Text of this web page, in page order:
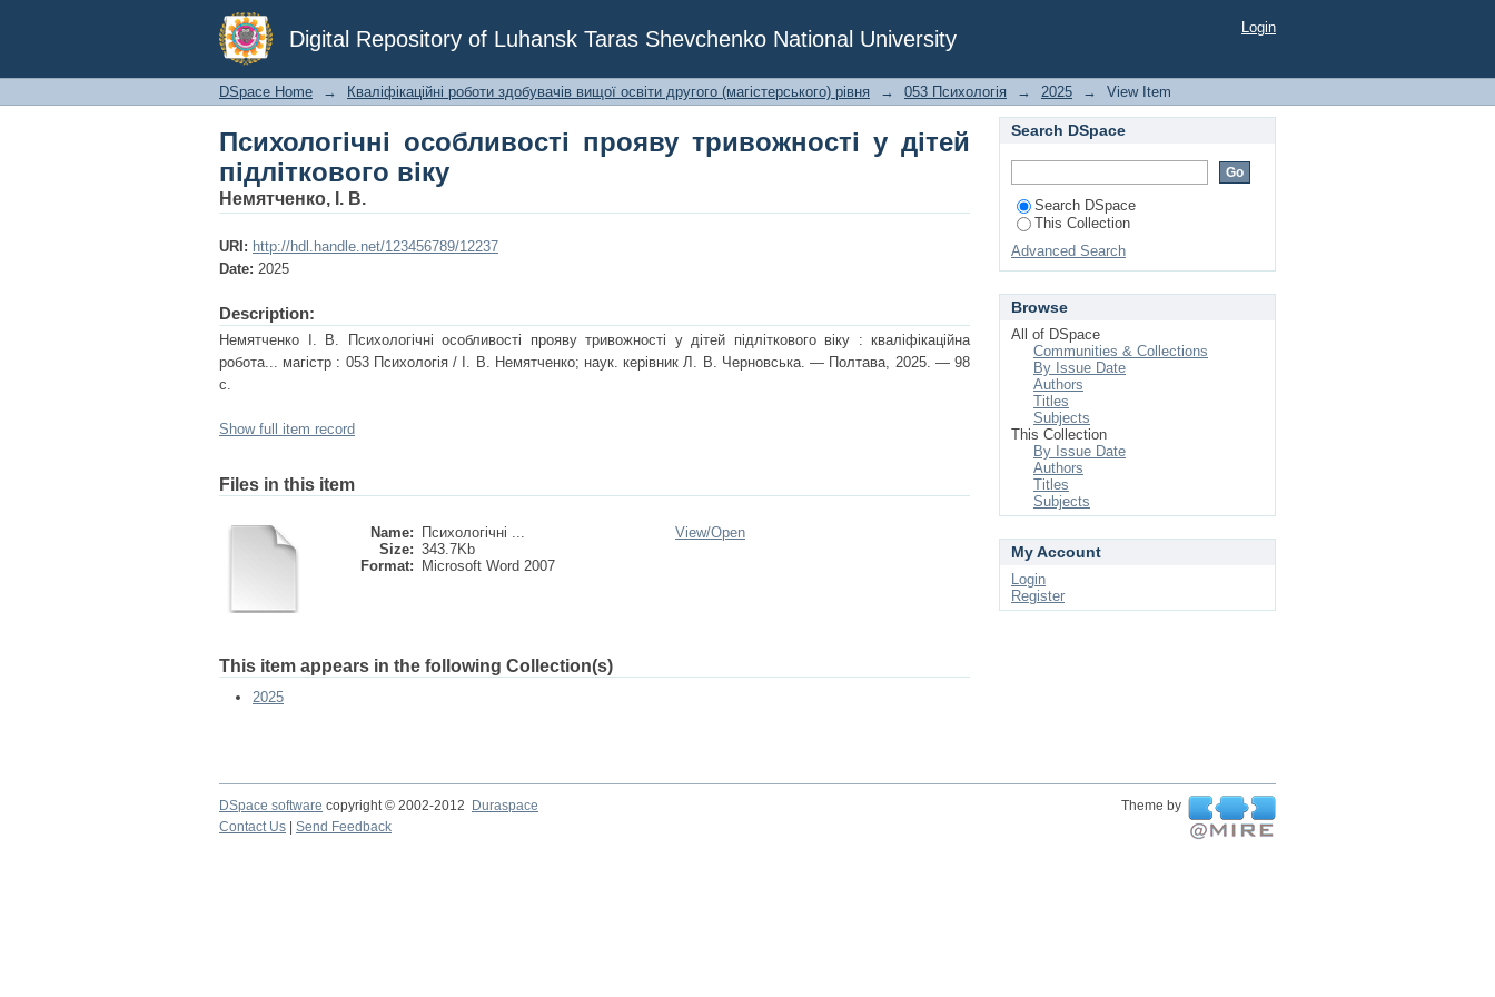
Digital Repository of Luhansk Taras Shevchenko National University
Психологічні особливості прояву тривожності у дітей підліткового віку Login
DSpace Home → Кваліфікаційні роботи здобувачів вищої освіти другого (магістерського) рівня → 053 Психологія → 2025 → View Item
Психологічні особливості прояву тривожності у дітей
підліткового віку
Немятченко, І. В.
URI: http://hdl.handle.net/123456789/12237
Date: 2025
Description:
Немятченко І. В. Психологічні особливості прояву тривожності у дітей підліткового віку : кваліфікаційна
робота... магістр : 053 Психологія / І. В. Немятченко; наук. керівник Л. В. Черновська. — Полтава, 2025. — 98
с.
Show full item record
Files in this item
Name:
Психологічні ...
Size: 343.7Kb
Format:
Microsoft Word 2007
View/Open
This item appears in the following Collection(s)
2025
Search DSpace
Search DSpace
This Collection
Advanced Search
Browse
All of DSpace
Communities & Collections
By Issue Date
Authors
Titles
Subjects
This Collection
By Issue Date
Authors
Titles
Subjects
My Account
Login
Register
DSpace software copyright © 2002-2012 Duraspace
Theme by
Contact Us
Send Feedback